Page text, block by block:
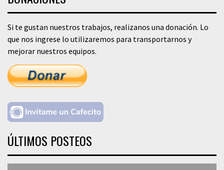
Si te gustan nuestros trabajos, realizanos una donación. Lo
que nos ingrese lo utilizaremos para transportarnos y
mejorar nuestros equipos.
ÚLTIMOS POSTEOS